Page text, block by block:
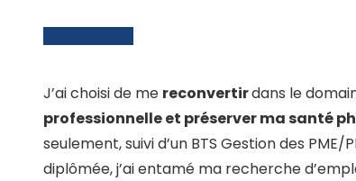
J’ai choisi de me reconvertirdans le
professionnelle et préserver ma santé
seulement, suivi d’un BTS Gestion des
diplômée, j’ai entamé ma recherche